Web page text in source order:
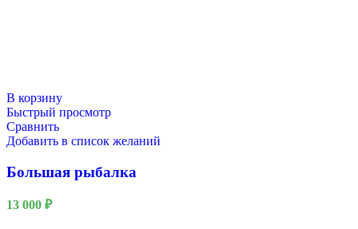
В корзину
Быстрый просмотр
Сравнить
Добавить в список желаний
Большая рыбалка
13 000 ₽